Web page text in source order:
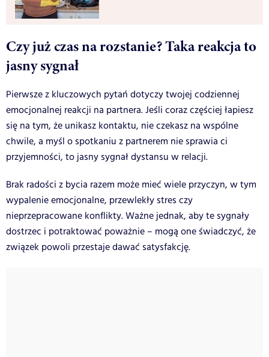
Czy już czas na rozstanie? Taka reakcja to
jasny sygnał
Pierwsze z kluczowych pytań dotyczy twojej codziennej
emocjonalnej reakcji na partnera. Jeśli coraz częściej łapiesz
się na tym, że unikasz kontaktu, nie czekasz na wspólne
chwile, a myśl o spotkaniu z partnerem nie sprawia ci
przyjemności, to jasny sygnał dystansu w relacji.
Brak radości z bycia razem może mieć wiele przyczyn, w tym
wypalenie emocjonalne, przewlekły stres czy
nieprzepracowane konflikty. Ważne jednak, aby te sygnały
dostrzec i potraktować poważnie – mogą one świadczyć, że
związek powoli przestaje dawać satysfakcję.